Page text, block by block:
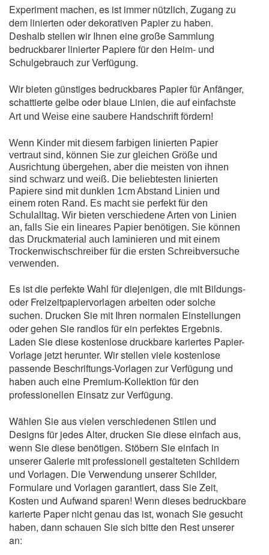
Experiment machen, es ist immer nützlich, Zugang zu
dem linierten oder dekorativen Papier zu haben.
Deshalb stellen wir Ihnen eine große Sammlung
bedruckbarer linierter Papiere für den Heim- und
Schulgebrauch zur Verfügung.
Wir bieten günstiges bedruckbares Papier für Anfänger,
schattierte gelbe oder blaue Linien, die auf einfachste
Art und Weise eine saubere Handschrift fördern!
Wenn Kinder mit diesem farbigen linierten Papier
vertraut sind, können Sie zur gleichen Größe und
Ausrichtung übergehen, aber die meisten von ihnen
sind schwarz und weiß. Die beliebtesten linierten
Papiere sind mit dunklen 1cm Abstand Linien und
einem roten Rand. Es macht sie perfekt für den
Schulalltag. Wir bieten verschiedene Arten von Linien
an, falls Sie ein lineares Papier benötigen. Sie können
das Druckmaterial auch laminieren und mit einem
Trockenwischschreiber für die ersten Schreibversuche
verwenden.
Es ist die perfekte Wahl für diejenigen, die mit Bildungs-
oder Freizeitpapiervorlagen arbeiten oder solche
suchen. Drucken Sie mit Ihren normalen Einstellungen
oder gehen Sie randlos für ein perfektes Ergebnis.
Laden Sie diese kostenlose druckbare kariertes Papier-
Vorlage jetzt herunter. Wir stellen viele kostenlose
passende Beschriftungs-Vorlagen zur Verfügung und
haben auch eine Premium-Kollektion für den
professionellen Einsatz zur Verfügung.
Wählen Sie aus vielen verschiedenen Stilen und
Designs für jedes Alter, drucken Sie diese einfach aus,
wenn Sie diese benötigen. Stöbern Sie einfach in
unserer Galerie mit professionell gestalteten Schildern
und Vorlagen. Die Verwendung unserer Schilder,
Formulare und Vorlagen garantiert, dass Sie Zeit,
Kosten und Aufwand sparen! Wenn dieses bedruckbare
karierte Paper nicht genau das ist, wonach Sie gesucht
haben, dann schauen Sie sich bitte den Rest unserer
an: